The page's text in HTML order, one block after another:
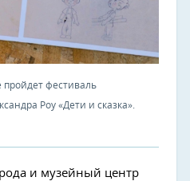
пройдет фестиваль
Роу «Дети и сказка».
и музейный центр